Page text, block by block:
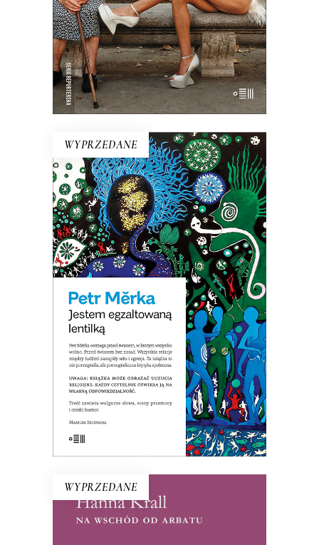
E-BOOK DO KOSZYKA
39.00zł 19.50zł
WYPRZEDANE
E-BOOK DO KOSZYKA
JESTEM EGZALTOWANĄ
LENTILKĄ
Opowiadania surrealistyczne, science
fiction o dewiantach, horror erotyczny,
pornograficzna krytyka społeczna. Ta
książką wprawiła w zdumienie nawet
czeskich czytelników!
WYPRZEDANE